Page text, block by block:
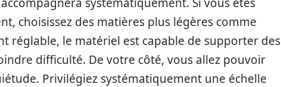
choisissez des matières plus légères comme
réglable, le matériel est capable de supporter des
difficulté. De votre côté, vous allez pouvoir
Privilégiez systématiquement une échelle